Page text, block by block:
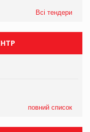
Всі тендери
повний список